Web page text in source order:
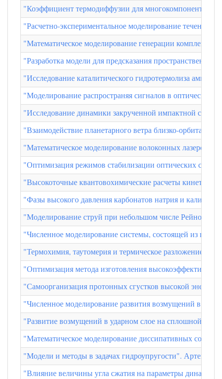
"Коэффициент термодиффузии для многокомпонентной
"Расчетно-экспериментальное моделирование течения
"Математическое моделирование генерации
"Разработка модели для предсказания
"Исследование каталитического гидротермолиза
"Моделирование распространяя сигналов в оптических
"Исследование динамики закрученной импактной
"Взаимодействие планетарного ветра близко-
"Математическое моделирование волоконных лазеров
"Оптимизация режимов стабилизации оптических
"Высокоточные квантовохимические расчеты кинетики
"Фазы высокого давления карбонатов натрия и калия
"Моделирование струй при небольшом числе
"Численное моделирование системы, состоящей из
"Термохимия, таутомерия и термическое разложение
"Оптимизация метода изготовления
"Самоорганизация протонных сгустков высокой
"Численное моделирование развития возмущений в
"Развитие возмущений в ударном слое на сплошной
"Математическое моделирование диссипативных
"Модели и методы в задачах гидроупругости". Артем
"Влияние величины угла сжатия на параметры